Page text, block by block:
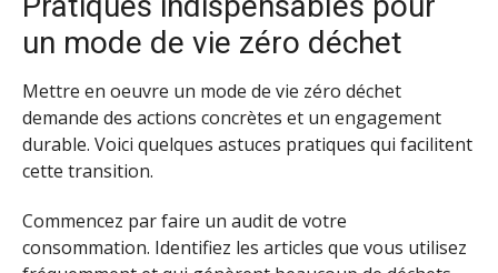
un mode de vie zéro déchet
Mettre en oeuvre un mode de vie zéro déchet
demande des actions concrètes et un engagement
durable. Voici quelques astuces pratiques qui facilitent
cette transition.
Commencez par faire un audit de votre
consommation. Identifiez les articles que vous utilisez